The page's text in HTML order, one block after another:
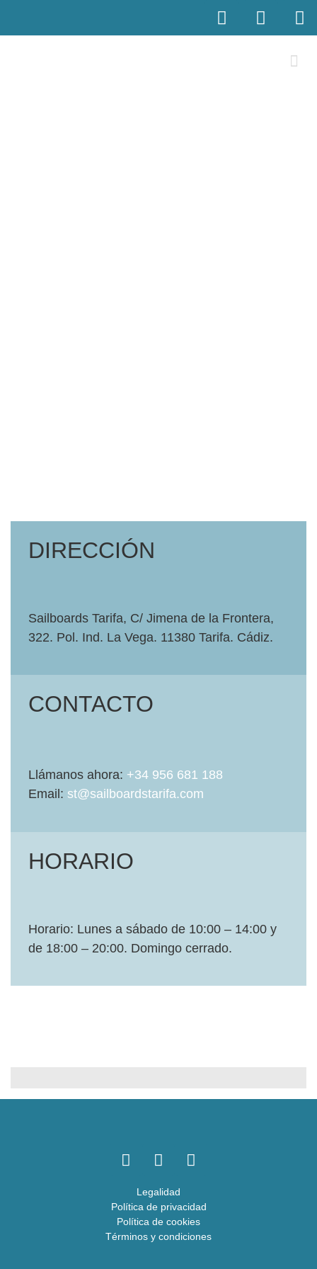
DIRECCIÓN
Sailboards Tarifa, C/ Jimena de la Frontera,
322. Pol. Ind. La Vega. 11380 Tarifa. Cádiz.
CONTACTO
Llámanos ahora: +34 956 681 188
Email: st@sailboardstarifa.com
HORARIO
Horario: Lunes a sábado de 10:00 – 14:00 y
de 18:00 – 20:00. Domingo cerrado.
Legalidad
Política de privacidad
Política de cookies
Términos y condiciones